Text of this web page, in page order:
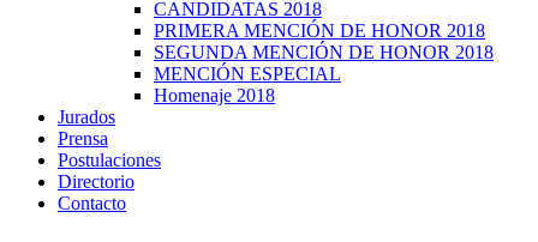
CANDIDATAS 2018
PRIMERA MENCIÓN DE HONOR 2018
SEGUNDA MENCIÓN DE HONOR 2018
MENCIÓN ESPECIAL
Homenaje 2018
Jurados
Prensa
Postulaciones
Directorio
Contacto